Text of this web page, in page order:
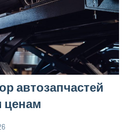
автозапчастей
ценам